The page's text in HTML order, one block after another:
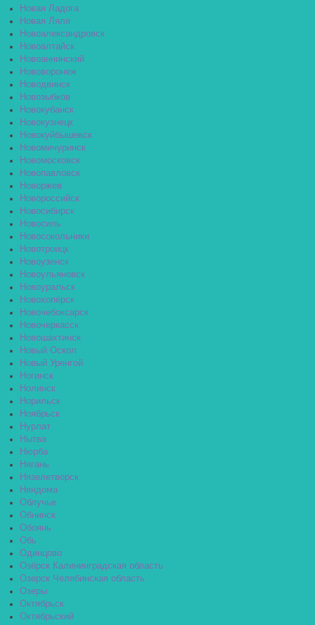
Новая Ладога
Новая Ляля
Новоалександровск
Новоалтайск
Новоаннинский
Нововоронеж
Новодвинск
Новозыбков
Новокубанск
Новокузнецк
Новокуйбышевск
Новомичуринск
Новомосковск
Новопавловск
Новоржев
Новороссийск
Новосибирск
Новосиль
Новосокольники
Новотроицк
Новоузенск
Новоульяновск
Новоуральск
Новохопёрск
Новочебоксарск
Новочеркасск
Новошахтинск
Новый Оскол
Новый Уренгой
Ногинск
Нолинск
Норильск
Ноябрьск
Нурлат
Нытва
Нюрба
Нягань
Нязелетворск
Няндома
Облучье
Обнинск
Обоянь
Обь
Одинцово
Озёрск Калининградская область
Озерск Челябинская область
Озеры
Октябрьск
Октябрьский